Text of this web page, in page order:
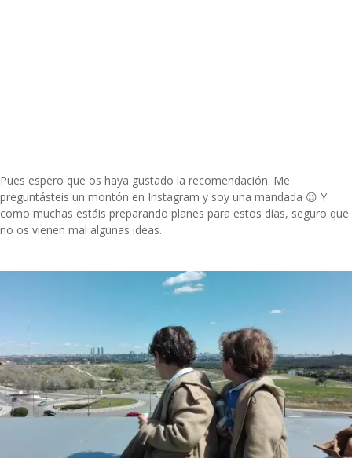
Pues espero que os haya gustado la recomendación. Me
preguntásteis un montón en Instagram y soy una mandada 😉 Y
como muchas estáis preparando planes para estos días, seguro que
no os vienen mal algunas ideas.